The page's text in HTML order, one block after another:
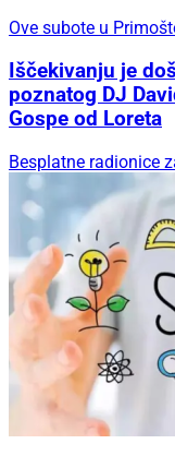
Ove subote u
Iščekivanju je
poznatog DJ
Gospe od Loreta
Besplatne radionice